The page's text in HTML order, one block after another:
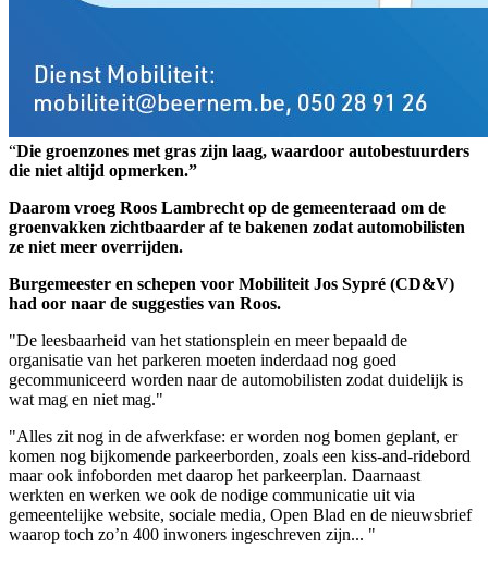
“Die groenzones met gras zijn laag, waardoor autobestuurders
die niet altijd opmerken.”
Daarom vroeg Roos Lambrecht op de gemeenteraad om de
groenvakken zichtbaarder af te bakenen zodat automobilisten
ze niet meer overrijden.
Burgemeester en schepen voor Mobiliteit Jos Sypré (CD&V)
had oor naar de suggesties van Roos.
"De leesbaarheid van het stationsplein en meer bepaald de
organisatie van het parkeren moeten inderdaad nog goed
gecommuniceerd worden naar de automobilisten zodat duidelijk is
wat mag en niet mag."
"Alles zit nog in de afwerkfase: er worden nog bomen geplant, er
komen nog bijkomende parkeerborden, zoals een kiss-and-ridebord
maar ook infoborden met daarop het parkeerplan. Daarnaast
werkten en werken we ook de nodige communicatie uit via
gemeentelijke website, sociale media, Open Blad en de nieuwsbrief
waarop toch zo’n 400 inwoners ingeschreven zijn... "